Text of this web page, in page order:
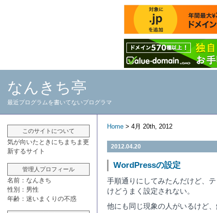
なんきち亭
最近プログラムを書いてないプログラマ
Home > 4月 20th, 2012
2012.04.20
WordPressの設定
手順通りにしてみたんだけど、
けどうまく設定されない。
他にも同じ現象の人がいるけど
このサイトについて
気が向いたときにちまちま更
新するサイト
管理人プロフィール
名前：なんきち
性別：男性
年齢：迷いまくりの不惑